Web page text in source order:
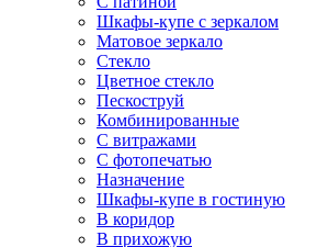
Шкафы-купе с зеркалом
Матовое зеркало
Стекло
Цветное стекло
Пескоструй
Комбинированные
С витражами
С фотопечатью
Назначение
Шкафы-купе в гостиную
В коридор
В прихожую